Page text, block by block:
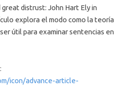
distrust: John Hart Ely in
explora el modo como la teoría
útil para examinar sentencias en
icon/advance-article-